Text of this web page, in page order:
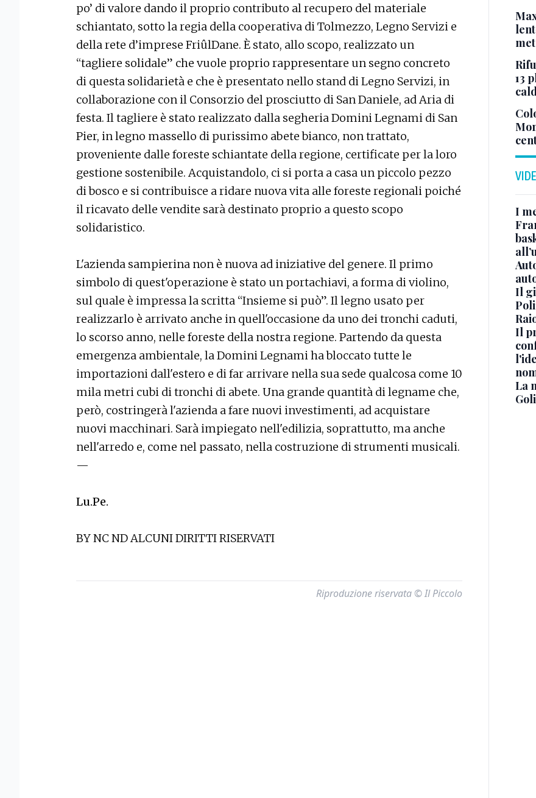
po’ di valore dando il proprio contributo al recupero del materiale
schiantato, sotto la regia della cooperativa di Tolmezzo, Legno Servizi e
della rete d’imprese FriûlDane. È stato, allo scopo, realizzato un
“tagliere solidale” che vuole proprio rappresentare un segno concreto
di questa solidarietà e che è presentato nello stand di Legno Servizi, in
collaborazione con il Consorzio del prosciutto di San Daniele, ad Aria di
festa. Il tagliere è stato realizzato dalla segheria Domini Legnami di San
Pier, in legno massello di purissimo abete bianco, non trattato,
proveniente dalle foreste schiantate della regione, certificate per la loro
gestione sostenibile. Acquistandolo, ci si porta a casa un piccolo pezzo
di bosco e si contribuisce a ridare nuova vita alle foreste regionali poiché
il ricavato delle vendite sarà destinato proprio a questo scopo
solidaristico.
L'azienda sampierina non è nuova ad iniziative del genere. Il primo
simbolo di quest'operazione è stato un portachiavi, a forma di violino,
sul quale è impressa la scritta “Insieme si può”. Il legno usato per
realizzarlo è arrivato anche in quell'occasione da uno dei tronchi caduti,
lo scorso anno, nelle foreste della nostra regione. Partendo da questa
emergenza ambientale, la Domini Legnami ha bloccato tutte le
importazioni dall'estero e di far arrivare nella sua sede qualcosa come 10
mila metri cubi di tronchi di abete. Una grande quantità di legname che,
però, costringerà l'azienda a fare nuovi investimenti, ad acquistare
nuovi macchinari. Sarà impiegato nell'edilizia, soprattutto, ma anche
nell'arredo e, come nel passato, nella costruzione di strumenti musicali.
—
Lu.Pe.
BY NC ND ALCUNI DIRITTI RISERVATI
Riproduzione riservata © Il Piccolo
13
I
Il
Il
La